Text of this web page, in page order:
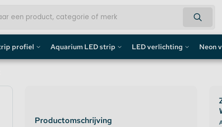
profiel Aquarium LED strip
Aquarium LED Balken
LED verlichting Neon
Neon
Productomschrijving